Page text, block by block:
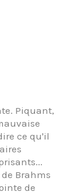
Piquant,
ce qu'il
Brahms
de